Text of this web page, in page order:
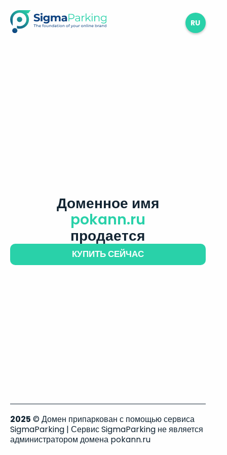
RU
Доменное имя
pokann.ru
продается
КУПИТЬ СЕЙЧАС
2025 © Домен припаркован с помощью сервиса
SigmaParking | Сервис SigmaParking не является
администратором домена pokann.ru